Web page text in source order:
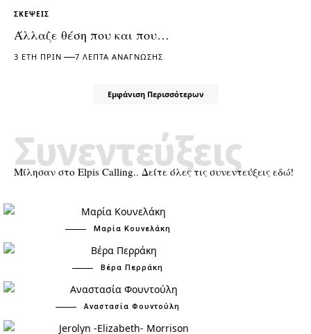
ΣΚΈΨΕΙΣ
Άλλαζε θέση που και που…
3 ΈΤΗ ΠΡΙΝ 7 ΛΕΠΤΆ ΑΝΆΓΝΩΣΗΣ
Εμφάνιση Περισσότερων
Μίλησαν στο Elpis Calling.. Δείτε όλες τις συνεντεύξεις εδώ!
Συνεντεύξεις
Μαρία Κουνελάκη
Βέρα Περράκη
Αναστασία Φουντούλη